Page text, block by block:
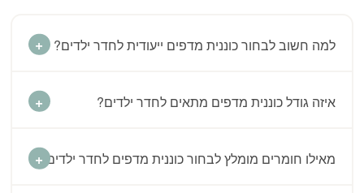
למה חשוב לבחור כוננית מדפים ייעודית לחדר ילדים?
איזה גודל כוננית מדפים מתאים לחדר ילדים?
מאילו חומרים מומלץ לבחור כוננית מדפים לחדר ילדים?